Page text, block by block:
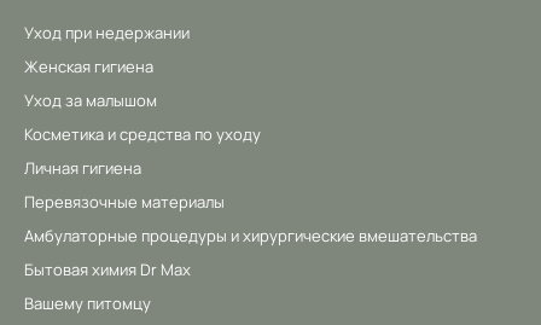
Уход при недержании
Женская гигиена
Уход за малышом
Косметика и средства по уходу
Личная гигиена
Перевязочные материалы
Амбулаторные процедуры и хирургические вмешательства
Бытовая химия Dr Max
Вашему питомцу